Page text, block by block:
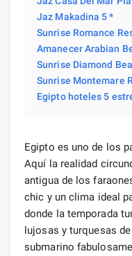
Jaz Makadina 5 *
Sunrise Romance
Amanecer Arabian
Sunrise Diamond
Sunrise Montemare
Egipto hoteles 5
Egipto es uno de los
Aquí la realidad
antigua de los
chic y un clima ideal
donde la temporada
lujosas y turquesas
submarino